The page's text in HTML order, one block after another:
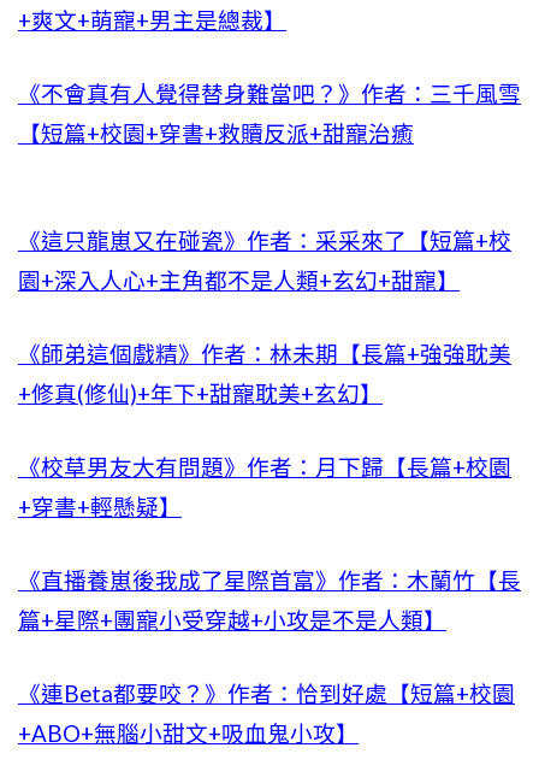
+爽文+萌寵+男主是總裁】
《不會真有人覺得替身難當吧？》作者：三千風雪
【短篇+校園+穿書+救贖反派+甜寵治癒
《這只龍崽又在碰瓷》作者：采采來了【短篇+校
園+深入人心+主角都不是人類+玄幻+甜寵】
《師弟這個戲精》作者：林未期【長篇+強強耽美
+修真(修仙)+年下+甜寵耽美+玄幻】
《校草男友大有問題》作者：月下歸【長篇+校園
+穿書+輕懸疑】
《直播養崽後我成了星際首富》作者：木蘭竹【長
篇+星際+團寵小受穿越+小攻是不是人類】
《連Beta都要咬？》作者：恰到好處【短篇+校園
+ABO+無腦小甜文+吸血鬼小攻】